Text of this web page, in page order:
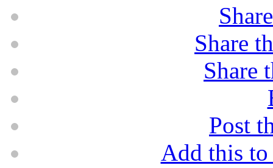
Share
Share
Post
Add this